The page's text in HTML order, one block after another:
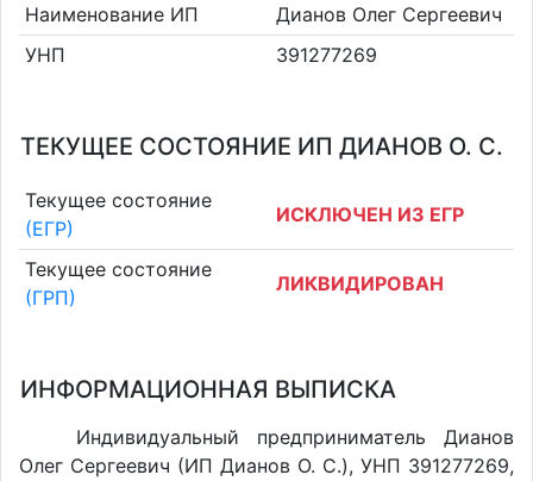
Наименование ИП
Дианов Олег Сергеевич
УНП
391277269
ТЕКУЩЕЕ СОСТОЯНИЕ ИП ДИАНОВ О. С.
Текущее состояние
(ЕГР)
ИСКЛЮЧЕН ИЗ ЕГР
Текущее состояние
(ГРП)
ЛИКВИДИРОВАН
ИНФОРМАЦИОННАЯ ВЫПИСКА
Индивидуальный предприниматель Дианов
Олег Сергеевич (ИП Дианов О. С.), УНП 391277269,